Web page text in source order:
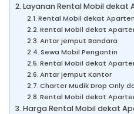
Layanan Rental Mobil dekat
Rental Mobil dekat
Rental Mobil dekat
Antar jemput Bandara
Sewa Mobil Pengantin
Rental Mobil dekat
Antar jemput Kantor
Charter Mudik Drop Only
Rental Mobil dekat
Harga Rental Mobil dekat